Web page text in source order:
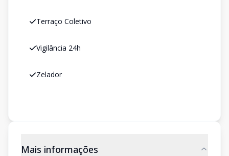
Terraço Coletivo
Vigilância 24h
Zelador
Mais informações